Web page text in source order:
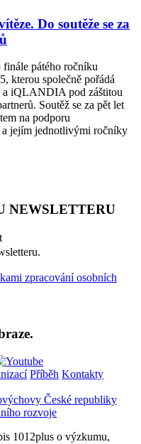
Do soutěže se za
pátého ročníku
kterou společně pořádá
a iQLANDIA pod záštitou
Soutěž se za pět let
na podporu
jejím jednotlivými ročníky
NEWSLETTERU
zpracování osobních
Příběh Kontakty
1012plus o výzkumu,